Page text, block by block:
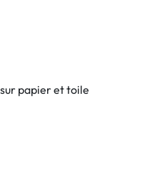
papier et toile